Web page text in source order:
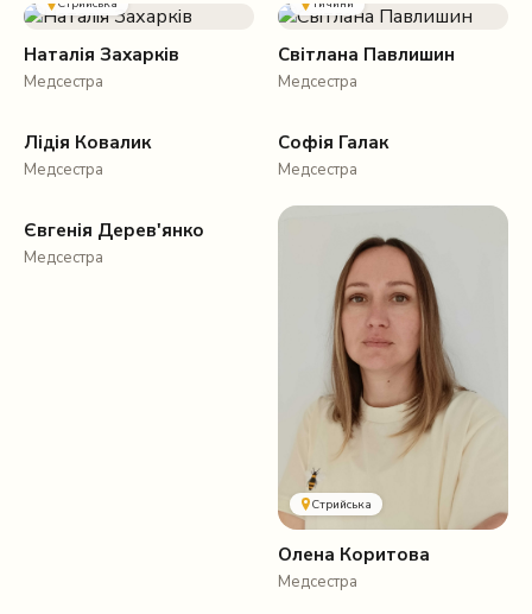
Стрийська
Наталія Захарків
Медсестра
Тичини
Світлана Павлишин
Медсестра
Лідія Ковалик
Медсестра
Всі локації
Софія Галак
Медсестра
Стрийська
Євгенія Дерев'янко
Медсестра
Стрийська
Олена Коритова
Медсестра